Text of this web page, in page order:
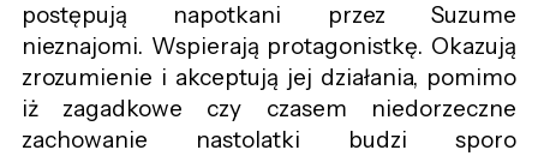
postępują napotkani przez Suzume
nieznajomi. Wspierają protagonistkę. Okazują
zrozumienie i akceptują jej działania, pomimo
iż zagadkowe czy czasem niedorzeczne
zachowanie nastolatki budzi sporo